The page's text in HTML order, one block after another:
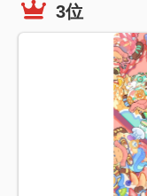
3位